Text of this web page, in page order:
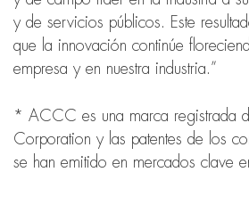
y de servicios públicos. Este
que la innovación continúe
empresa y en nuestra industria.”
* ACCC es una marca registrada
Corporation y las patentes de los
se han emitido en mercados clave